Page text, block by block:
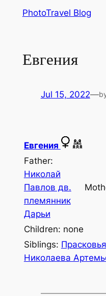
PhotoTravel Blog
Евгения
Jul 15, 2022—
Евгения
Father:
Николай
Павлов дв.
племянник
Дарьи
Children: none
Siblings: Прасковья
Николаева